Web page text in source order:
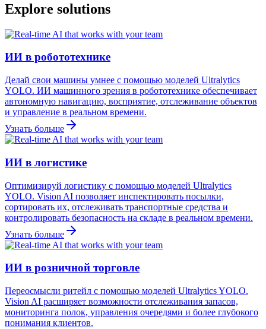
Explore solutions
ИИ в робототехнике
Делай свои машины умнее с помощью моделей Ultralytics
YOLO. ИИ машинного зрения в робототехнике обеспечивает
автономную навигацию, восприятие, отслеживание объектов
и управление в реальном времени.
Узнать больше
ИИ в логистике
Оптимизируй логистику с помощью моделей Ultralytics
YOLO. Vision AI позволяет инспектировать посылки,
сортировать их, отслеживать транспортные средства и
контролировать безопасность на складе в реальном времени.
Узнать больше
ИИ в розничной торговле
Переосмысли ритейл с помощью моделей Ultralytics YOLO.
Vision AI расширяет возможности отслеживания запасов,
мониторинга полок, управления очередями и более глубокого
понимания клиентов.